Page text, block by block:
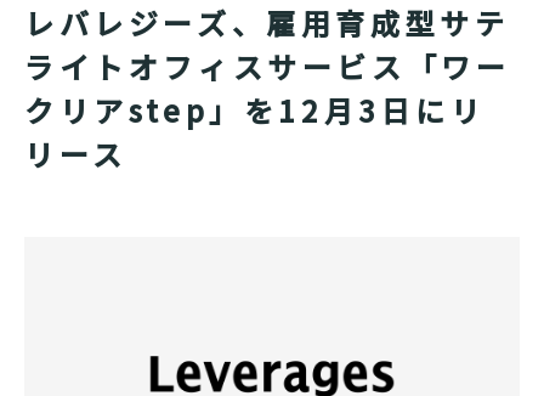
レバレジーズ、雇用育成型サテ
ライトオフィスサービス「ワー
クリアstep」を12月3日にリ
リース